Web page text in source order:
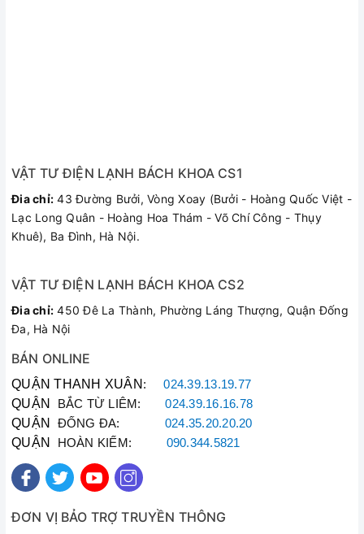
VẬT TƯ ĐIỆN LẠNH BÁCH KHOA CS1
Đia chỉ: 43 Đường Bưởi, Vòng Xoay (Bưởi - Hoàng Quốc Việt -
Lạc Long Quân - Hoàng Hoa Thám - Võ Chí Công - Thụy
Khuê), Ba Đình, Hà Nội.
VẬT TƯ ĐIỆN LẠNH BÁCH KHOA CS2
Đia chỉ: 450 Đê La Thành, Phường Láng Thượng, Quận Đống
Đa, Hà Nội
BÁN ONLINE
QUẬN THANH XUÂN :024.39.13.19.77
QUẬN BẮC TỪ LIÊM:024.39.16.16.78
QUẬN ĐỐNG ĐA: 024.35.20.20.20
QUẬN HOÀN KIẾM: 090.344.5821
ĐƠN VỊ BẢO TRỢ TRUYỀN THÔNG